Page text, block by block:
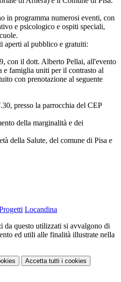
in programma numerosi eventi, con
e psicologico e ospiti speciali,
aperti al pubblico e gratuiti:
con il dott. Alberto Pellai, all'evento
e famiglia uniti per il contrasto al
con prenotazione al seguente
presso la parrocchia del CEP
della marginalità e dei
della Salute, del comune di Pisa e
Locandina
da questo utilizzati si avvalgono di
ed utili alle finalità illustrate nella
Accetta tutti i cookies